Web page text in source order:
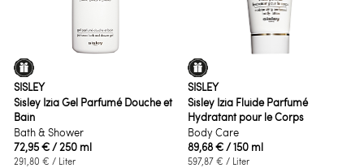
SISLEY
Sisley Izia Gel Parfumé Douche et
Bain
Bath & Shower
72,95 €/ 250 ml
291,80 € / Liter
SISLEY
Sisley Izia Fluide Parfumé
Hydratant pour le Corps
Body Care
89,68 €/ 150 ml
597,87 € / Liter